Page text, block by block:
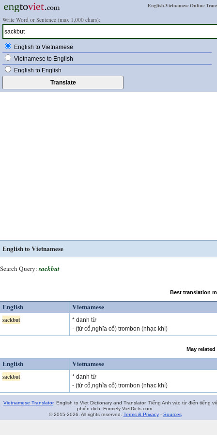
English-Vietnamese Online
Write Word or Sentence (max 1,000 chars):
English to Vietnamese
Vietnamese to English
English to English
English to Vietnamese
Search Query: sackbut
Best translation
English Vietnamese
sackbut
* danh từ
- (từ cổ,nghĩa cổ) trombon (nhạc khí)
May
English Vietnamese
sackbut
* danh từ
- (từ cổ,nghĩa cổ) trombon (nhạc khí)
Vietnamese Translator. English to Viet Dictionary and Translator. Tiếng Anh vào từ điển tiếng
phiên dịch. Formely VietDicts.com.
© 2015-2026. All rights reserved. Terms & Privacy- Sources